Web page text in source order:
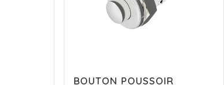
BOUTON POUSSOIR